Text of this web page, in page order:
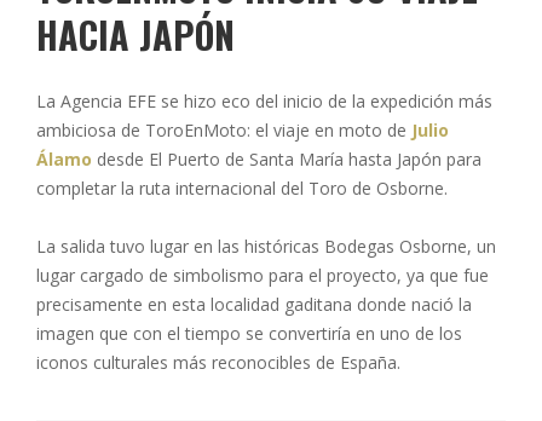
HACIA JAPÓN
La Agencia EFE se hizo eco del inicio de la expedición más
ambiciosa de ToroEnMoto: el viaje en moto de Julio
Álamo desde El Puerto de Santa María hasta Japón para
completar la ruta internacional del Toro de Osborne.
La salida tuvo lugar en las históricas Bodegas Osborne, un
lugar cargado de simbolismo para el proyecto, ya que fue
precisamente en esta localidad gaditana donde nació la
imagen que con el tiempo se convertiría en uno de los
iconos culturales más reconocibles de España.